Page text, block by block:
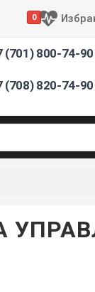
0
(701) 800-74-90
(708) 820-74-90